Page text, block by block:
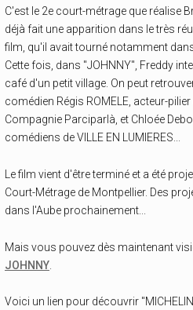
C'est le 2e court-métrage que réalise
déjà fait une apparition dans le très
film, qu'il avait tourné notamment
Cette fois, dans "JOHNNY", Freddy
café d'un petit village. On peut
comédien Régis ROMELE, acteur-
Compagnie Parciparlà, et Chloée
comédiens de VILLE EN LUMIERES...
Le film vient d'être terminé et a été
Court-Métrage de Montpellier. Des
dans l'Aube prochainement...
Mais vous pouvez dès maintenant
JOHNNY
Voici un lien pour découvrir